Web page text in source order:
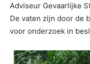
Adviseur Gevaarlijke
De vaten zijn door de
voor onderzoek in